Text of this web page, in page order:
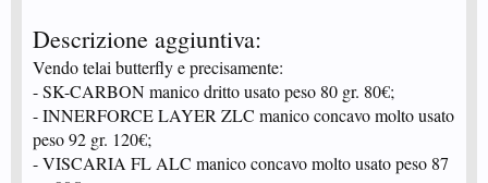
Descrizione aggiuntiva:
Vendo telai butterfly e precisamente:
- SK-CARBON manico dritto usato peso 80 gr. 80€;
- INNERFORCE LAYER ZLC manico concavo molto usato
peso 92 gr. 120€;
- VISCARIA FL ALC manico concavo molto usato peso 87